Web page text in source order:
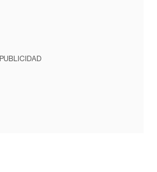
PUBLICIDAD